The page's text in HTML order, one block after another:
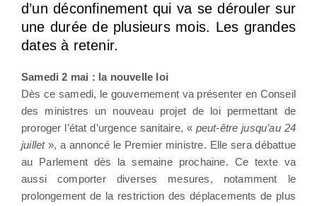
d’un déconfinement qui va se dérouler sur
une durée de plusieurs mois. Les grandes
dates à retenir.
Samedi 2 mai : la nouvelle loi
Dès ce samedi, le gouvernement va présenter en Conseil
des ministres un nouveau projet de loi permettant de
proroger l’état d’urgence sanitaire, «peut-être jusqu’au 24
juillet», a annoncé le Premier ministre. Elle sera débattue
au Parlement dès la semaine prochaine. Ce texte va
aussi comporter diverses mesures, notamment le
prolongement de la restriction des déplacements de plus